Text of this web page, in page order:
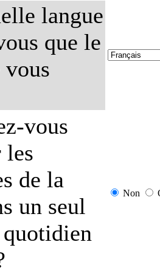
langue
que le
vous
vous
les
de la
un seul
Non